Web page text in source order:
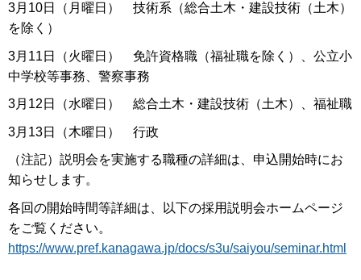
3月10日（月曜日） 技術系（総合土木・建設技術（土木）
を除く）
3月11日（火曜日） 免許資格職（福祉職を除く）、公立小
中学校等事務、警察事務
3月12日（水曜日） 総合土木・建設技術（土木）、福祉職
3月13日（木曜日） 行政
（注記）説明会を実施する職種の詳細は、申込開始時にお
知らせします。
各回の開始時間等詳細は、以下の採用説明会ホームページ
をご覧ください。
https://www.pref.kanagawa.jp/docs/s3u/saiyou/seminar.html